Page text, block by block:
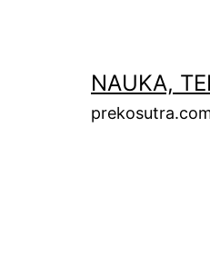
NAUKA,